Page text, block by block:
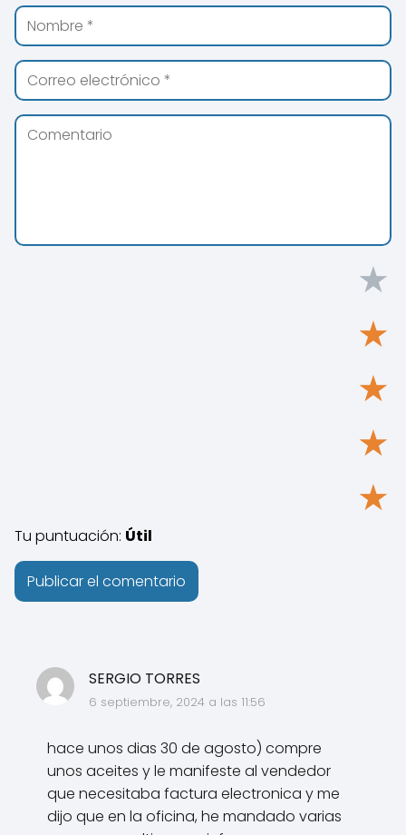
SERGIO TORRES
6 septiembre, 2024 a las 11:56
hace unos dias 30 de agosto) compre
unos aceites y le manifeste al vendedor
que necesitaba factura electronica y me
dijo que en la oficina, he mandado varias
★
★
★
★
★
Tu puntuación: Útil